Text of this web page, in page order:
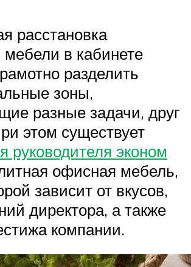
расстановка
мебели в кабинете
разделить
зоны,
разные задачи, друг
этом существует
руководителя эконом
офисная мебель,
зависит от вкусов,
директора, а также
компании.